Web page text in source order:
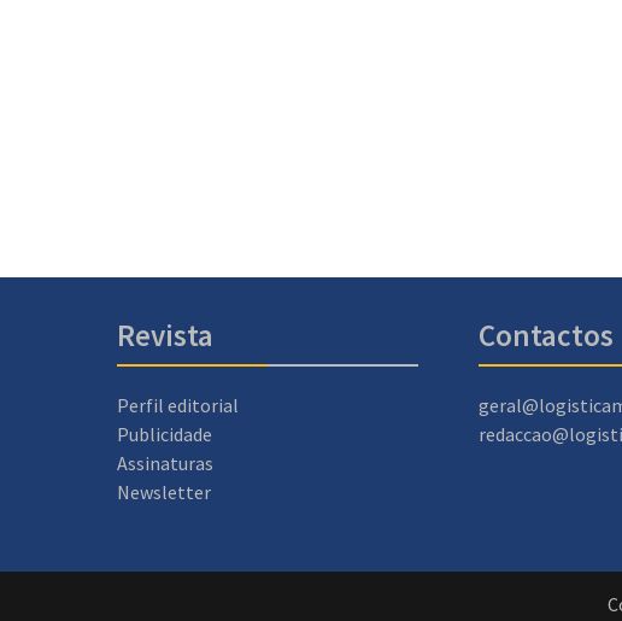
Revista
Perfil editorial
Publicidade
Assinaturas
Newsletter
Contactos